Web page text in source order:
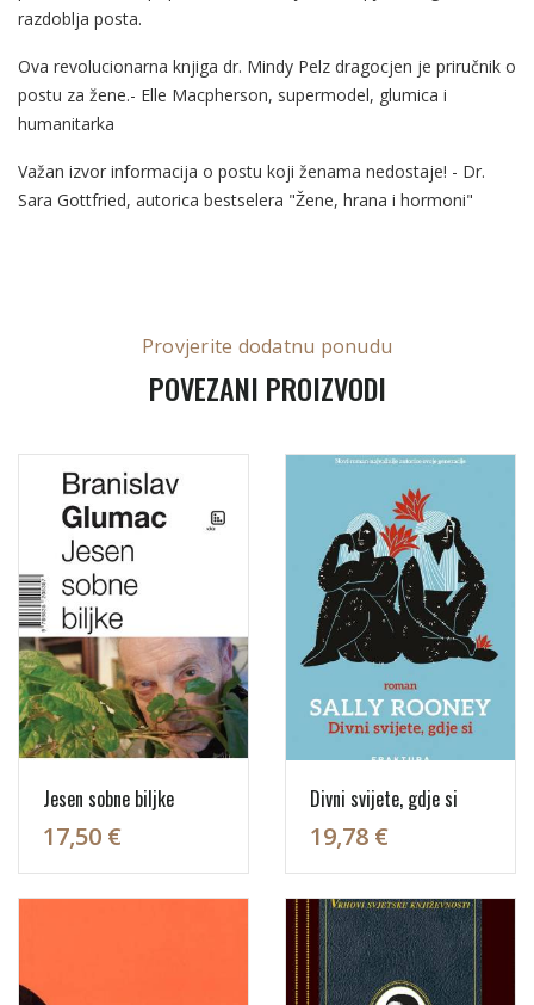
razdoblja posta.
Ova revolucionarna knjiga dr. Mindy Pelz dragocjen je priručnik o
postu za žene.- Elle Macpherson, supermodel, glumica i
humanitarka
Važan izvor informacija o postu koji ženama nedostaje! - Dr.
Sara Gottfried, autorica bestselera "Žene, hrana i hormoni"
Provjerite dodatnu ponudu
POVEZANI PROIZVODI
Jesen sobne biljke
17,50 €
Divni svijete, gdje si
19,78 €